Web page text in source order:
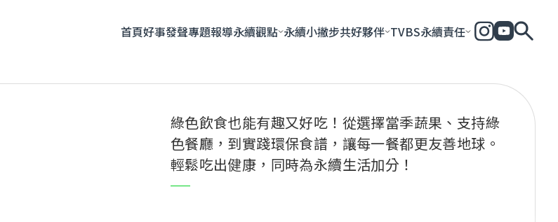
首頁好事發聲專題報導永續觀點 永續小撇步共好夥伴 TVBS永續責任
綠色飲食也能有趣又好吃！從選擇當季蔬果、支持綠
色餐廳，到實踐環保食譜，讓每一餐都更友善地球。
輕鬆吃出健康，同時為永續生活加分！